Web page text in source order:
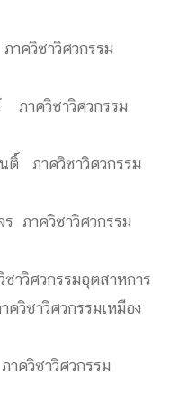
ควิชาวิศวกรรม
าควิชาวิศวกรรม
ติ์ ภาควิชาวิศวกรรม
ภาควิชาวิศวกรรม
วิศวกรรมอุตสาหการ
วิชาวิศวกรรมเหมือง
ควิชาวิศวกรรม